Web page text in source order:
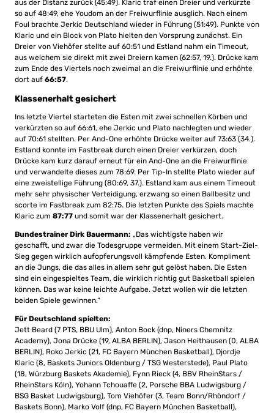
aus der Distanz zurück (45:49). Klaric traf einen Dreier und verkürzte
so auf 48:49, ehe Youdom an der Freiwurflinie ausglich. Nach einem
Foul brachte Jerkic Deutschland wieder in Führung (51:49). Punkte von
Klaric und ein Block von Plato hielten den Vorsprung zunächst. Ein
Dreier von Viehöfer stellte auf 60:51 und Estland nahm ein Timeout,
aus welchem sie direkt mit zwei Dreiern kamen (62:57, 19.). Drücke kam
zum Ende des Viertels noch zweimal an die Freiwurflinie und erhöhte
dort auf 66:57.
Klassenerhalt gesichert
Ins letzte Viertel starteten die Esten mit zwei schnellen Körben und
verkürzten so auf 66:61, ehe Jerkic und Plato nachlegten und wieder
auf 70:61 stellten. Per And-One erhöhte Drücke weiter auf 73:63 (34.).
Estland konnte im Fastbreak durch einen Dreier verkürzen, doch
Drücke kam kurz darauf erneut für ein And-One an die Freiwurflinie
und verwandelte dieses zum 78:69. Per Tip-In stellte Plato wieder auf
eine zweistellige Führung (80:69, 37.). Estland kam aus einem Timeout
mehr sehr physischer Verteidigung, erzwang so einen Ballbesitz und
scorte im Fastbreak zum 82:75. Die letzten Punkte des Spiels machte
Klaric zum 87:77 und somit war der Klassenerhalt gesichert.
Bundestrainer Dirk Bauermann: „Das wichtigste haben wir
geschafft, und zwar die Todesgruppe vermeiden. Mit einem Start-Ziel-
Sieg gegen wirklich aufopferungsvoll kämpfende Esten. Kompliment
an die Jungs, die das alles in allem sehr gut gelöst haben. Die Esten
sind ein eingespieltes Team, die wirklich richtig gut Basketball spielen
können. Das war keine leichte Aufgabe. Jetzt wollen wir die letzten
beiden Spiele gewinnen.“
Für Deutschland spielten:
Jett Beard (7 PTS, BBU Ulm), Anton Bock (dnp, Niners Chemnitz
Academy), Jona Drücke (19, ALBA BERLIN), Jason Heithausen (0, ALBA
BERLIN), Roko Jerkic (21, FC Bayern München Basketball), Djordje
Klaric (8, Baskets Juniors Oldenburg / TSG Westerstede), Paul Plato
(18, Würzburg Baskets Akademie), Fynn Rieck (4, BBV RheinStars /
RheinStars Köln), Yohann Tchouaffe (2, Porsche BBA Ludwigsburg /
BSG Basket Ludwigsburg), Tom Viehöfer (3, Team Bonn/Rhöndorf /
Baskets Bonn), Marko Volf (dnp, FC Bayern München Basketball),